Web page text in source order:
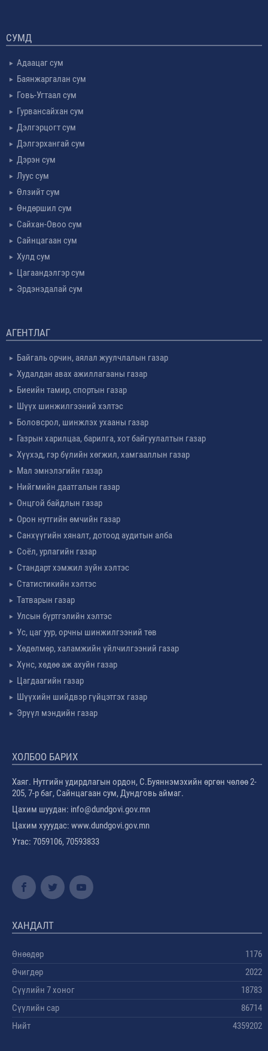
СУМД
Адаацаг сум
Баянжаргалан сум
Говь-Угтаал сум
Гурвансайхан сум
Дэлгэрцогт сум
Дэлгэрхангай сум
Дэрэн сум
Луус сум
Өлзийт сум
Өндөршил сум
Сайхан-Овоо сум
Сайнцагаан сум
Хулд сум
Цагаандэлгэр сум
Эрдэнэдалай сум
АГЕНТЛАГ
Байгаль орчин, аялал жуулчлалын газар
Худалдан авах ажиллагааны газар
Биеийн тамир, спортын газар
Шүүх шинжилгээний хэлтэс
Боловсрол, шинжлэх ухааны газар
Газрын харилцаа, барилга, хот байгуулалтын газар
Хүүхэд, гэр бүлийн хөгжил, хамгааллын газар
Мал эмнэлэгийн газар
Нийгмийн даатгалын газар
Онцгой байдлын газар
Орон нутгийн өмчийн газар
Санхүүгийн хяналт, дотоод аудитын алба
Соёл, урлагийн газар
Стандарт хэмжил зүйн хэлтэс
Статистикийн хэлтэс
Татварын газар
Улсын бүртгэлийн хэлтэс
Ус, цаг уур, орчны шинжилгээний төв
Хөдөлмөр, халамжийн үйлчилгээний газар
Хүнс, хөдөө аж ахуйн газар
Цагдаагийн газар
Шүүхийн шийдвэр гүйцэтгэх газар
Эрүүл мэндийн газар
ХОЛБОО БАРИХ
Хаяг. Нутгийн удирдлагын ордон, С.Буяннэмэхийн өргөн чөлөө 2-
205, 7-р баг, Сайнцагаан сум, Дундговь аймаг.
Цахим шуудан: info@dundgovi.gov.mn
Цахим хууудас: www.dundgovi.gov.mn
Утас: 7059106, 70593833
ХАНДАЛТ
Өнөөдөр
1176
Өчигдөр
2022
Сүүлийн 7 хоног
18783
Сүүлийн сар
86714
Нийт
4359202